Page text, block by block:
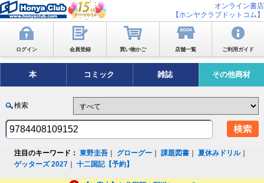
オンライン書店
【ホンヤクラブドットコム】
ログイン 会員登録 買い物かご 店舗一覧 ご利用ガイド
本 コミック 雑誌 その他商材
検索
注目のキーワード： 東野圭吾 グローグー ｜課題図書 ｜夏休みドリル｜
ゲッターズ 2027 ｜十二国記【予約】